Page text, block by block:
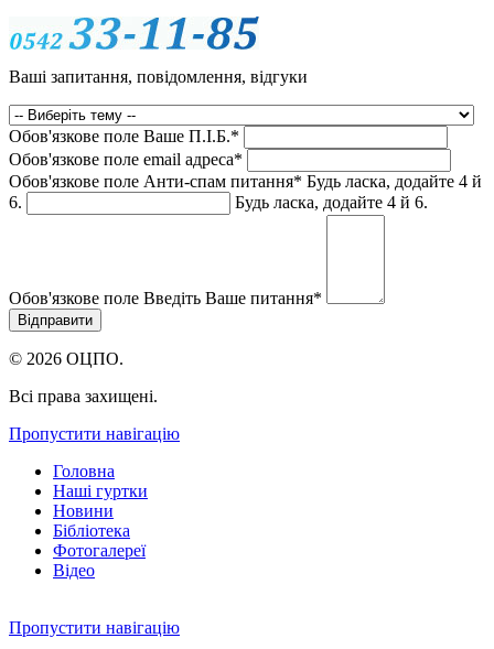
Ваші запитання, повідомлення, відгуки
Обов'язкове поле Ваше П.I.Б.*
Обов'язкове поле email адреса*
Обов'язкове поле Анти-спам питання* Будь ласка, додайте 4 й
6.
Будь ласка, додайте 4 й 6.
Обов'язкове поле Введіть Ваше питання*
© 2026 ОЦПО.
Всі права захищені.
Пропустити навігацію
Головна
Наші гуртки
Новини
Бібліотека
Фотогалереї
Відео
Пропустити навігацію